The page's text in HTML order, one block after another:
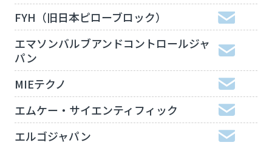
FYH（旧日本ピローブロック）
エマソンバルブアンドコントロールジャ
パン
MIEテクノ
エムケー・サイエンティフィック
エルゴジャパン